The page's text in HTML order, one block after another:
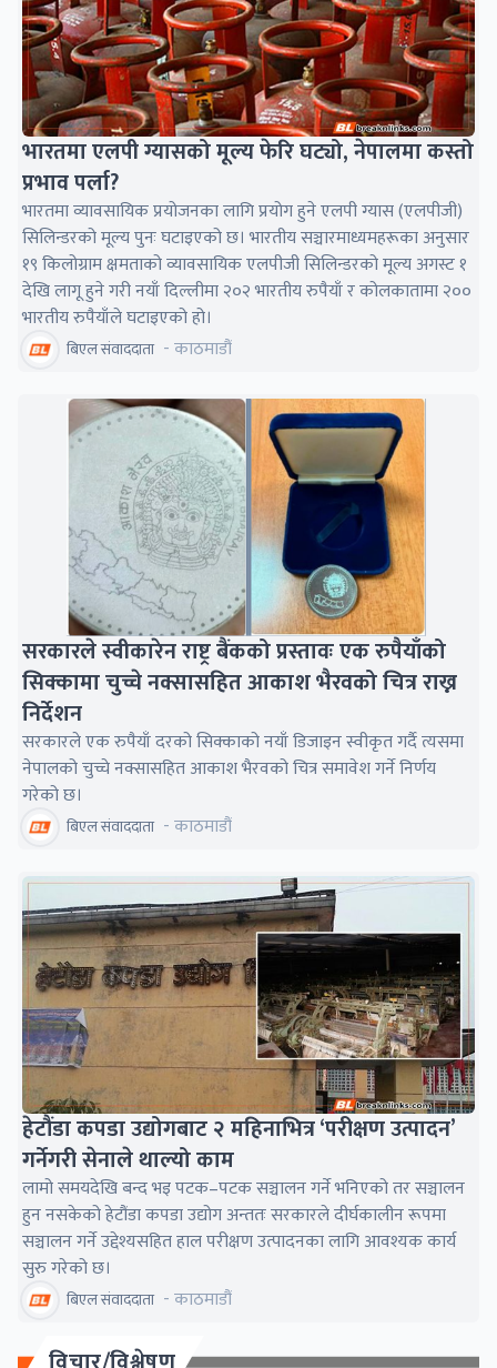
भारतमा एलपी ग्यासको मूल्य फेरि घट्यो, नेपालमा कस्तो
प्रभाव पर्ला?
भारतमा व्यावसायिक प्रयोजनका लागि प्रयोग हुने एलपी ग्यास (एलपीजी)
सिलिन्डरको मूल्य पुनः घटाइएको छ। भारतीय सञ्चारमाध्यमहरूका अनुसार
१९ किलोग्राम क्षमताको व्यावसायिक एलपीजी सिलिन्डरको मूल्य अगस्ट १
देखि लागू हुने गरी नयाँ दिल्लीमा २०२ भारतीय रुपैयाँ र कोलकातामा २००
भारतीय रुपैयाँले घटाइएको हो।
बिएल संवाददाता - काठमाडौं
सरकारले स्वीकारेन राष्ट्र बैंकको प्रस्तावः एक रुपैयाँको
सिक्कामा चुच्चे नक्सासहित आकाश भैरवको चित्र राख्न
निर्देशन
सरकारले एक रुपैयाँ दरको सिक्काको नयाँ डिजाइन स्वीकृत गर्दै त्यसमा
नेपालको चुच्चे नक्सासहित आकाश भैरवको चित्र समावेश गर्ने निर्णय
गरेको छ।
बिएल संवाददाता - काठमाडौं
हेटौंडा कपडा उद्योगबाट २ महिनाभित्र ‘परीक्षण उत्पादन’
गर्नेगरी सेनाले थाल्यो काम
लामो समयदेखि बन्द भइ पटक–पटक सञ्चालन गर्ने भनिएको तर सञ्चालन
हुन नसकेको हेटौंडा कपडा उद्योग अन्ततः सरकारले दीर्घकालीन रूपमा
सञ्चालन गर्ने उद्देश्यसहित हाल परीक्षण उत्पादनका लागि आवश्यक कार्य
सुरु गरेको छ।
बिएल संवाददाता - काठमाडौं